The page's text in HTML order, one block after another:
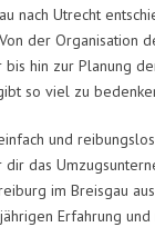
nach Utrecht
der Organisation
hin zur Planung
so viel zu
und
das
im Breisgau
Erfahrung und